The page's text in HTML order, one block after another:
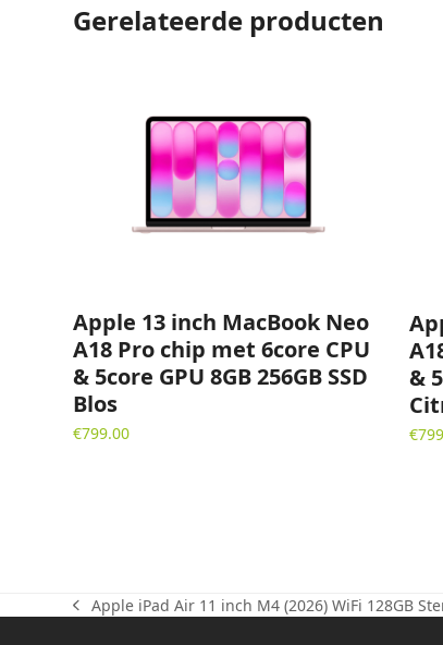
Gerelateerde producten
Apple 13 inch MacBook Neo
A18 Pro chip met 6core CPU
& 5core GPU 8GB 256GB SSD
Blos
€799.00
&
€
previous
Apple iPad Air 11 inch M4 (2026) WiFi 128GB